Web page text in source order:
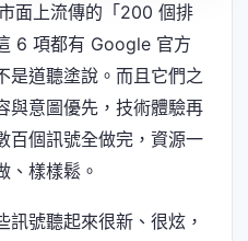
面上流傳的「200 個排
6 項都有 Google 官方
是道聽塗說。而且它們之
與意圖優先，技術體驗再
百個訊號全做完，資源一
、樣樣鬆。
號聽起來很新、很炫，